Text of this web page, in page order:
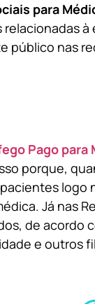
para
público nas
Pago para
porque,
logo
Já nas
de acordo
e outros